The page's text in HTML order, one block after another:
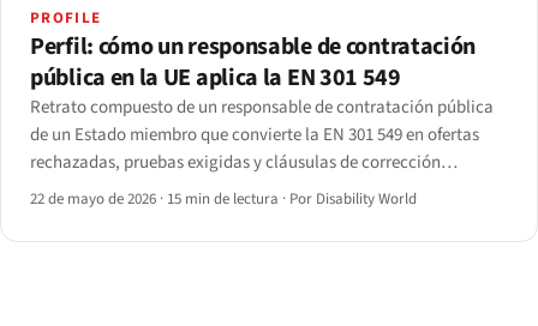
PROFILE
Perfil: cómo un responsable de contratación
pública en la UE aplica la EN 301 549
Retrato compuesto de un responsable de contratación pública
de un Estado miembro que convierte la EN 301 549 en ofertas
rechazadas, pruebas exigidas y cláusulas de corrección
poscontrato. Elaborado a partir de entrevistas con siete
22 de mayo de 2026 · 15 min de lectura · Por Disability World